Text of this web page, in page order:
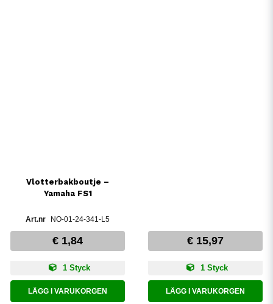
Vlotterbakboutje –
Yamaha FS1
NO-01-24-341-L5
€ 1,84
1 Styck
LÄGG I VARUKORGEN
€ 15,97
1 Styck
LÄGG I VARUKORGEN